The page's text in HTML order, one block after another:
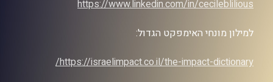
https://www.linkedin.com/in/cecileblilious
למילון מונחי האימפקט הגדול:
https://israelimpact.co.il/the-impact-dictionary/